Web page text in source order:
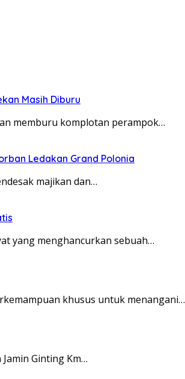
Masih Diburu
memburu komplotan perampok…
Ledakan Grand Polonia
majikan dan…
yang menghancurkan sebuah…
khusus untuk menangani…
Ginting Km…